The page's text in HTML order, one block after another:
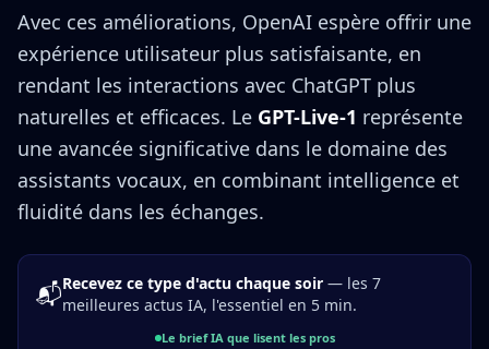
Avec ces améliorations, OpenAI espère offrir une
expérience utilisateur plus satisfaisante, en
rendant les interactions avec ChatGPT plus
naturelles et efficaces. Le GPT-Live-1 représente
une avancée significative dans le domaine des
assistants vocaux, en combinant intelligence et
fluidité dans les échanges.
📬Recevez ce type d'actu chaque soir — les 7
meilleures actus IA, l'essentiel en 5 min.
Le brief IA que lisent les pros